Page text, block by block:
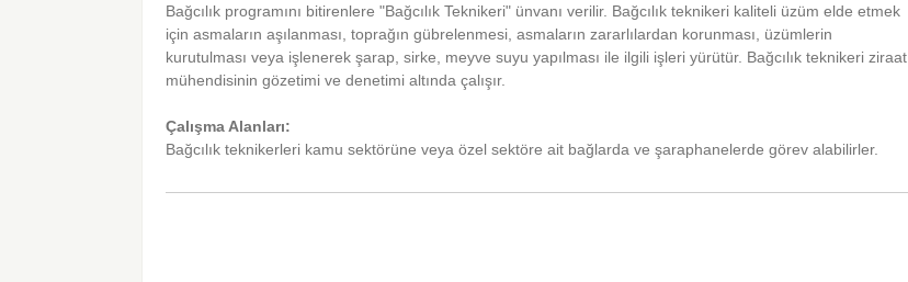
Bağcılık programını bitirenlere "Bağcılık Teknikeri" ünvanı verilir. Bağcılık teknikeri kaliteli üzüm elde etmek
için asmaların aşılanması, toprağın gübrelenmesi, asmaların zararlılardan korunması, üzümlerin
kurutulması veya işlenerek şarap, sirke, meyve suyu yapılması ile ilgili işleri yürütür. Bağcılık teknikeri ziraat
mühendisinin gözetimi ve denetimi altında çalışır.
Çalışma Alanları:
Bağcılık teknikerleri kamu sektörüne veya özel sektöre ait bağlarda ve şaraphanelerde görev alabilirler.